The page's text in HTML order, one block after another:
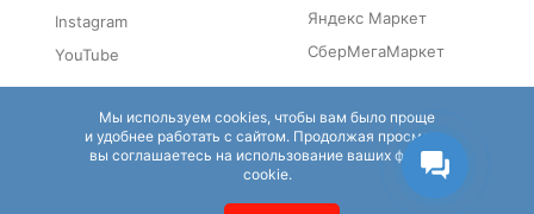
Instagram
YouTube
Справочники
Eapteka.ru
Отзовики
Irecommend
Яндекс Маркет
СберМегаМаркет
Мы используем cookies, чтобы вам было проще
и удобнее работать с сайтом. Продолжая просмотр,
вы соглашаетесь на использование ваших файлов
cookie.